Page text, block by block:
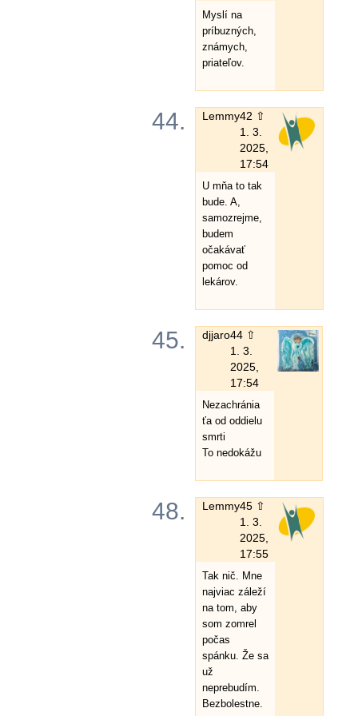
Myslí na
príbuzných,
známych,
priateľov.
44. Lemmy42 ⇧
1. 3.
2025,
17:54
U mňa to tak
bude. A,
samozrejme,
budem
očakávať
pomoc od
lekárov.
45. djjaro44 ⇧
1. 3.
2025,
17:54
Nezachránia
ťa od oddielu
smrti
To nedokážu
48. Lemmy45 ⇧
1. 3.
2025,
17:55
Tak nič. Mne
najviac záleží
na tom, aby
som zomrel
počas
spánku. Že sa
už
neprebudím.
Bezbolestne.